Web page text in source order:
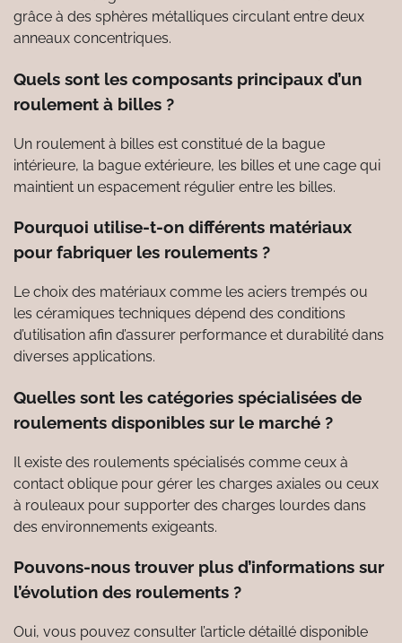
grâce à des sphères métalliques circulant entre deux
anneaux concentriques.
Quels sont les composants principaux d’un
roulement à billes ?
Un roulement à billes est constitué de la bague
intérieure, la bague extérieure, les billes et une cage qui
maintient un espacement régulier entre les billes.
Pourquoi utilise-t-on différents matériaux
pour fabriquer les roulements ?
Le choix des matériaux comme les aciers trempés ou
les céramiques techniques dépend des conditions
d’utilisation afin d’assurer performance et durabilité dans
diverses applications.
Quelles sont les catégories spécialisées de
roulements disponibles sur le marché ?
Il existe des roulements spécialisés comme ceux à
contact oblique pour gérer les charges axiales ou ceux
à rouleaux pour supporter des charges lourdes dans
des environnements exigeants.
Pouvons-nous trouver plus d’informations sur
l’évolution des roulements ?
Oui, vous pouvez consulter l’article détaillé disponible